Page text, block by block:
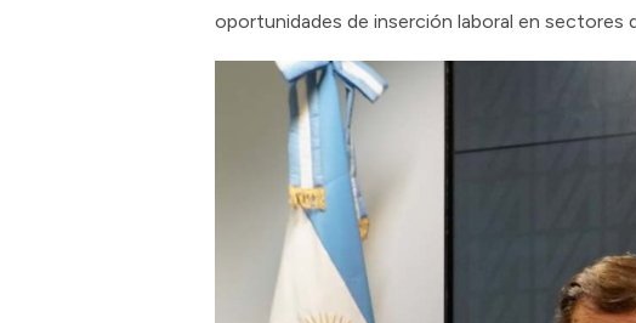
oportunidades de inserción laboral en sectores